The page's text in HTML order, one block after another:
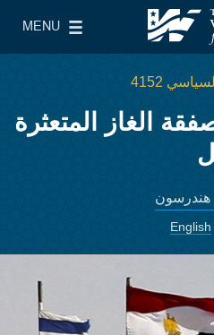
MENU
Main Menu
4152
الغاز المتعثرة
English